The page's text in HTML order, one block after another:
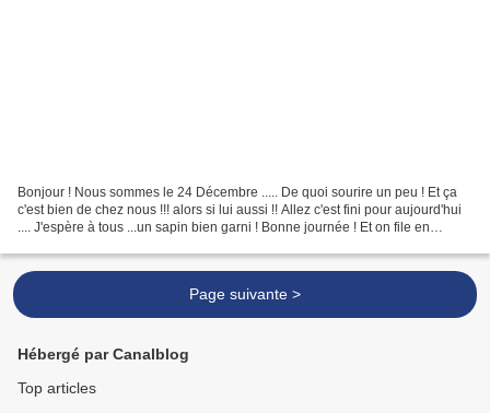
Bonjour ! Nous sommes le 24 Décembre ..... De quoi sourire un peu ! Et ça
c'est bien de chez nous !!! alors si lui aussi !! Allez c'est fini pour aujourd'hui
.... J'espère à tous ...un sapin bien garni ! Bonne journée ! Et on file en
Page suivante >
Hébergé par Canalblog
Top articles